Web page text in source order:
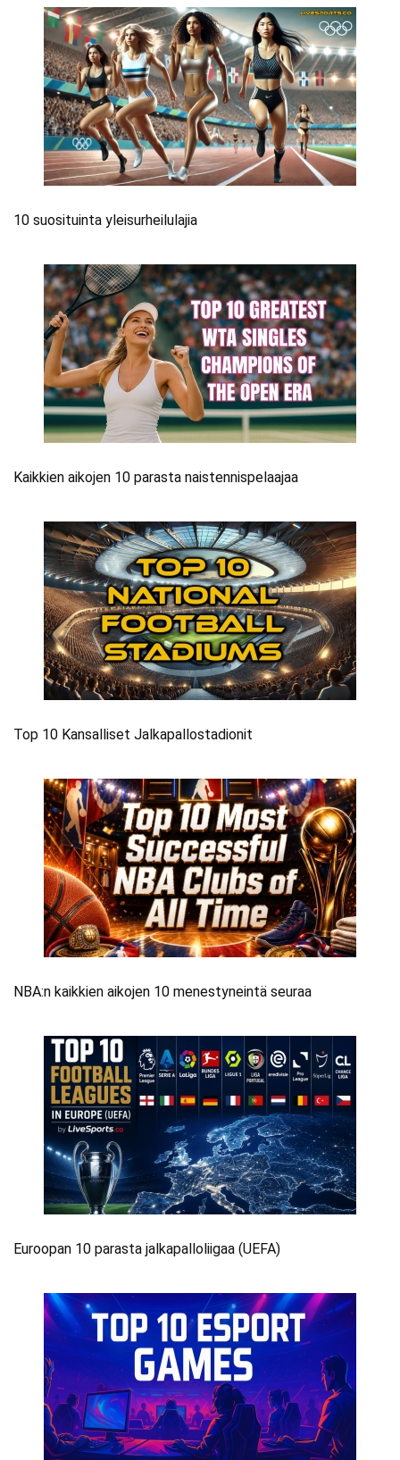
10 suosituinta yleisurheilulajia
Kaikkien aikojen 10 parasta naistennispelaajaa
Top 10 Kansalliset Jalkapallostadionit
NBA:n kaikkien aikojen 10 menestyneintä seuraa
Euroopan 10 parasta jalkapalloliigaa (UEFA)